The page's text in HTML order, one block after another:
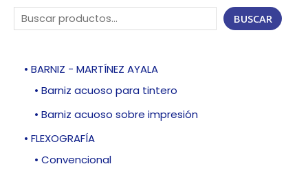
BUSCAR
• BARNIZ - MARTÍNEZ AYALA
• Barniz acuoso para tintero
• Barniz acuoso sobre impresión
• FLEXOGRAFÍA
• Convencional